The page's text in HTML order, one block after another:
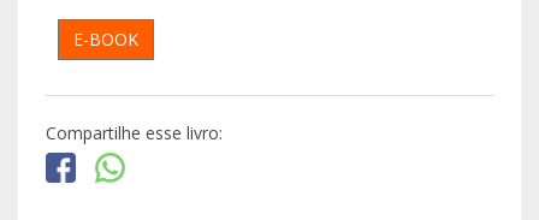
E-BOOK
Compartilhe esse livro: